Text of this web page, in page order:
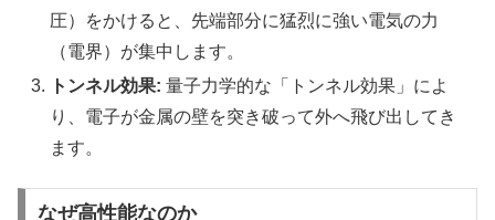
圧）をかけると、先端部分に猛烈に強い電気の力
（電界）が集中します。
トンネル効果: 量子力学的な「トンネル効果」によ
り、電子が金属の壁を突き破って外へ飛び出してき
ます。
なぜ高性能なのか